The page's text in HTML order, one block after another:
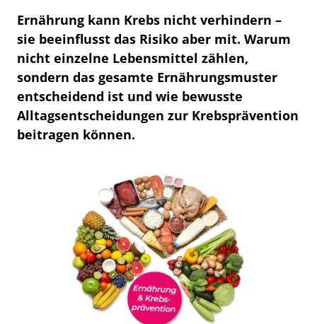
Ernährung kann Krebs nicht verhindern –
sie beeinflusst das Risiko aber mit. Warum
nicht einzelne Lebensmittel zählen,
sondern das gesamte Ernährungsmuster
entscheidend ist und wie bewusste
Alltagsentscheidungen zur Krebsprävention
beitragen können.